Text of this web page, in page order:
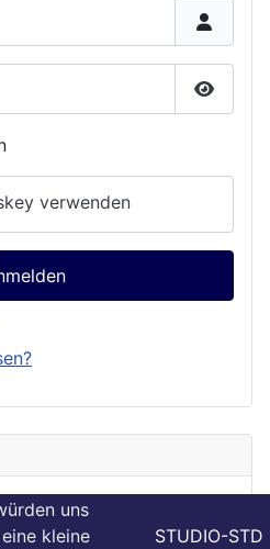
verwenden
uns
kleine
STUDIO-STD